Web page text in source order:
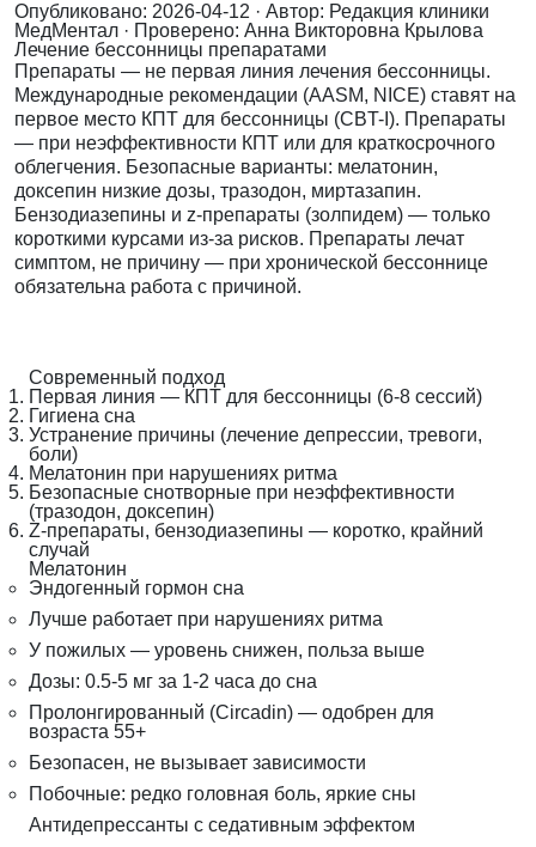
Опубликовано: 2026-04-12 · Автор: Редакция клиники
МедМентал · Проверено: Анна Викторовна Крылова
Лечение бессонницы препаратами
Препараты — не первая линия лечения бессонницы.
Международные рекомендации (AASM, NICE) ставят на
первое место КПТ для бессонницы (CBT-I). Препараты
— при неэффективности КПТ или для краткосрочного
облегчения. Безопасные варианты: мелатонин,
доксепин низкие дозы, тразодон, миртазапин.
Бензодиазепины и z-препараты (золпидем) — только
короткими курсами из-за рисков. Препараты лечат
симптом, не причину — при хронической бессоннице
обязательна работа с причиной.
Современный подход
Первая линия — КПТ для бессонницы (6-8 сессий)
Гигиена сна
Устранение причины (лечение депрессии, тревоги,
боли)
Мелатонин при нарушениях ритма
Безопасные снотворные при неэффективности
(тразодон, доксепин)
Z-препараты, бензодиазепины — коротко, крайний
случай
Мелатонин
Эндогенный гормон сна
Лучше работает при нарушениях ритма
У пожилых — уровень снижен, польза выше
Дозы: 0.5-5 мг за 1-2 часа до сна
Пролонгированный (Circadin) — одобрен для
возраста 55+
Безопасен, не вызывает зависимости
Побочные: редко головная боль, яркие сны
Антидепрессанты с седативным эффектом